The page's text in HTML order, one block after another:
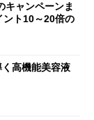
キャンペーンま
ト10～20倍の
高機能美容液